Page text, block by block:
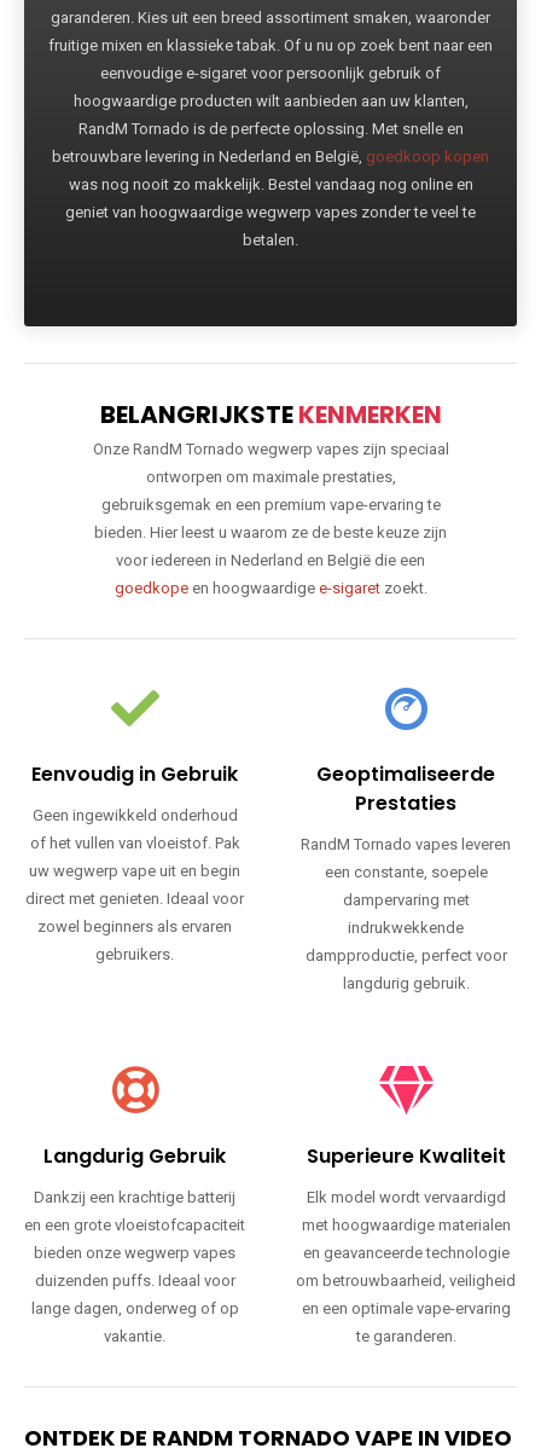
garanderen. Kies uit een breed assortiment smaken, waaronder
fruitige mixen en klassieke tabak. Of u nu op zoek bent naar een
eenvoudige e-sigaret voor persoonlijk gebruik of
hoogwaardige producten wilt aanbieden aan uw klanten,
RandM Tornado is de perfecte oplossing. Met snelle en
betrouwbare levering in Nederland en België, goedkoop kopen
was nog nooit zo makkelijk. Bestel vandaag nog online en
geniet van hoogwaardige wegwerp vapes zonder te veel te
betalen.
BELANGRIJKSTEKENMERKEN
Onze RandM Tornado wegwerp vapes zijn speciaal
ontworpen om maximale prestaties,
gebruiksgemak en een premium vape-ervaring te
bieden. Hier leest u waarom ze de beste keuze zijn
voor iedereen in Nederland en België die een
goedkopeen hoogwaardige e-sigaretzoekt.
Eenvoudig in Gebruik
Geen ingewikkeld onderhoud
of het vullen van vloeistof. Pak
uw wegwerp vape uit en begin
direct met genieten. Ideaal voor
zowel beginners als ervaren
gebruikers.
Geoptimaliseerde
Prestaties
RandM Tornado vapes leveren
een constante, soepele
dampervaring met
indrukwekkende
dampproductie, perfect voor
langdurig gebruik.
Langdurig Gebruik
Dankzij een krachtige batterij
en een grote vloeistofcapaciteit
bieden onze wegwerp vapes
duizenden puffs. Ideaal voor
lange dagen, onderweg of op
vakantie.
Superieure Kwaliteit
Elk model wordt vervaardigd
met hoogwaardige materialen
en geavanceerde technologie
om betrouwbaarheid, veiligheid
en een optimale vape-ervaring
te garanderen.
ONTDEK DE RANDM TORNADO VAPE IN VIDEO